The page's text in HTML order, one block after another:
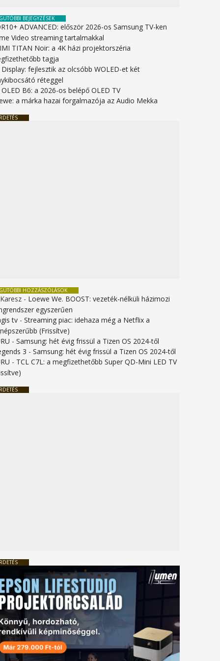
BEJEGYZÉSEK
ADVANCED: először 2026-os Samsung TV-ken
Video streaming tartalmakkal
TITAN Noir: a 4K házi projektorszéria
tagja
Display: fejlesztik az olcsóbb WOLED-et két
réteggel
OLED B6: a 2026-os belépő OLED TV
a márka hazai forgalmazója az Audio Mekka
HOZZÁSZÓLÁSOK
- Loewe We. BOOST: vezeték-nélküli házimozi
egyszerűen
tv -Streaming piac: idehaza még a Netflix a
(Frissítve)
-Samsung: hét évig frissül a Tizen OS 2024-től
3 -Samsung: hét évig frissül a Tizen OS 2024-től
- TCL C7L: a megfizethetőbb Super QD-Mini LED TV